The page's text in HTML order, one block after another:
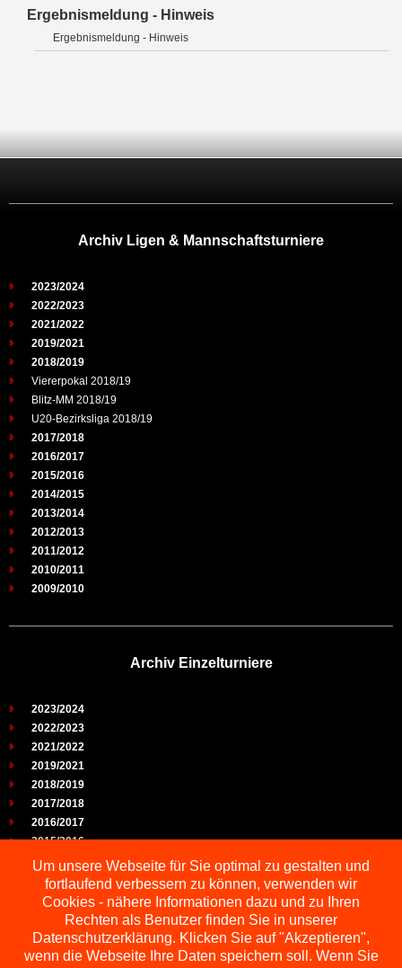
Ergebnismeldung - Hinweis
Ergebnismeldung - Hinweis
Archiv Ligen & Mannschaftsturniere
2023/2024
2022/2023
2021/2022
2019/2021
2018/2019
Viererpokal 2018/19
Blitz-MM 2018/19
U20-Bezirksliga 2018/19
2017/2018
2016/2017
2015/2016
2014/2015
2013/2014
2012/2013
2011/2012
2010/2011
2009/2010
Archiv Einzelturniere
2023/2024
2022/2023
2021/2022
2019/2021
2018/2019
2017/2018
2016/2017
2015/2016
2014/2015
2013/2014
2012/2013
2011/2012
2010/2011
2009/2010
Um unsere Webseite für Sie optimal zu gestalten und
fortlaufend verbessern zu können, verwenden wir
Cookies - nähere Informationen dazu und zu Ihren
Rechten als Benutzer finden Sie in unserer
Datenschutzerklärung. Klicken Sie auf "Akzeptieren",
wenn die Webseite Ihre Daten speichern soll. Wenn Sie